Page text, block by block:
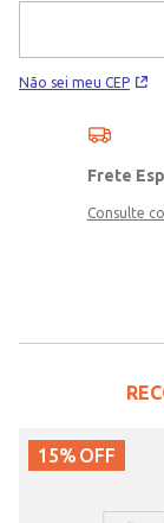
Não sei meu CEP
Frete
Consulte
15% OFF